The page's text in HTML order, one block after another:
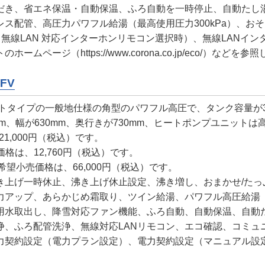
、省エネ保温・自動保温、ふろ自動を一時停止、自動た
配管、高圧力パワフル給湯（最高使用圧力300kPa）、お
線LAN 対応インターホンリモコン選択時）、無線LANイン
のホームページ（ https://www.corona.co.jp/eco/）などを参照
イプの一般地仕様の角型のパワフル高圧で、タンク容量
幅が630mm、奥行きが730mm、ヒートポンプユニットは
円（税込）です。
は、12,760円（税込）です。
小売価格は、66,000円（税込）です。
げ一時休止、沸き上げ休止設定、沸き増し、おまかせ/た
ップ、あらかじめ霜取り、ツイン給湯、パワフル高圧給
取出し、降雪対応ファン機能、ふろ自動、自動保温、自
ふろ配管洗浄、無線対応LANリモコン、エコ確認、コミ
約設定（電力プラン設定）、電力契約設定（マニュアル